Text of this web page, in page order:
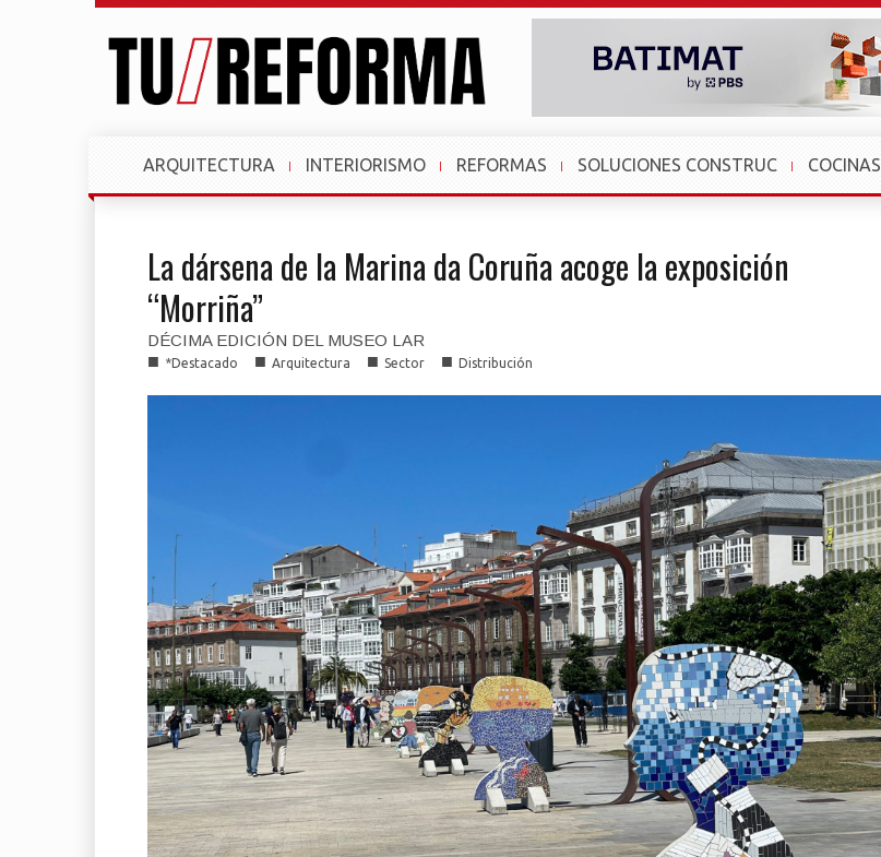
ARQUITECTURA INTERIORISMO REFORMAS SOLUCIONES CONSTRUC COCINAS
La dársena de la Marina da Coruña acoge la exposición
“Morriña”
DÉCIMA EDICIÓN DEL MUSEO LAR
■ *Destacado ■ Arquitectura ■ Sector ■ Distribución